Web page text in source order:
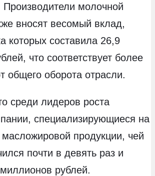
Производители молочной
вносят весомый вклад,
которых составила 26,9
что соответствует более
общего оборота отрасли.
среди лидеров роста
специализирующиеся на
масложировой продукции, чей
почти в девять раз и
рублей.